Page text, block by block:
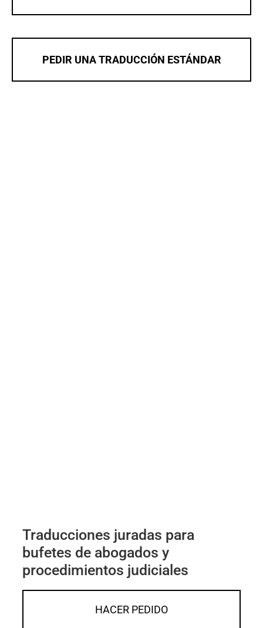
PEDIR UNA TRADUCCIÓN ESTÁNDAR
Traducciones juradas para
bufetes de abogados y
procedimientos judiciales
HACER PEDIDO